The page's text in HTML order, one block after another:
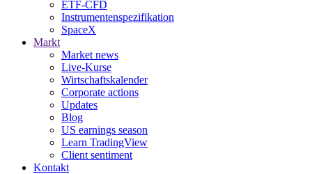
ETF-CFD
Instrumentenspezifikation
SpaceX
Markt
Market news
Live-Kurse
Wirtschaftskalender
Corporate actions
Updates
Blog
US earnings season
Learn TradingView
Client sentiment
Kontakt